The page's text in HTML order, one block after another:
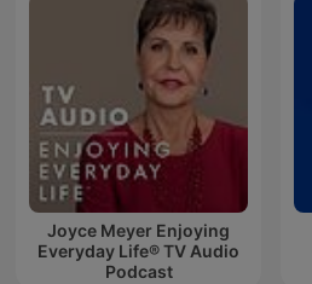
Joyce Meyer Enjoying
Everyday Life® TV Audio
Podcast